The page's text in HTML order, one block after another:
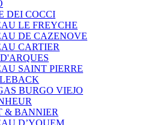
DEI COCCI
LE FREYCHE
DE CAZENOVE
CARTIER
SAINT PIERRE
BURGO VIEJO
& BANNIER
D’YQUEM